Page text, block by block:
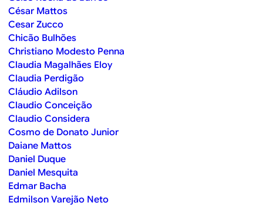
César Mattos
Cesar Zucco
Chicão Bulhões
Christiano Modesto Penna
Claudia Magalhães Eloy
Claudia Perdigão
Cláudio Adilson
Claudio Conceição
Claudio Considera
Cosmo de Donato Junior
Daiane Mattos
Daniel Duque
Daniel Mesquita
Edmar Bacha
Edmilson Varejão Neto